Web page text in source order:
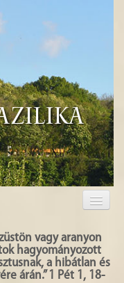
vagy aranyon
hagyományozott
a hibátlan és
árán.” 1 Pét 1, 18-